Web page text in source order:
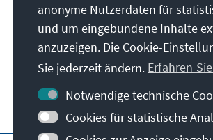
Unser Auftrag
Kontakt
Weitere Angebote der Stiftung
anonyme Nutzerdaten für
und um eingebundene Inhalte
anzuzeigen. Die Cookie-
Sie jederzeit ändern. Erfahren
Notwendige technische
Cookies für statistische